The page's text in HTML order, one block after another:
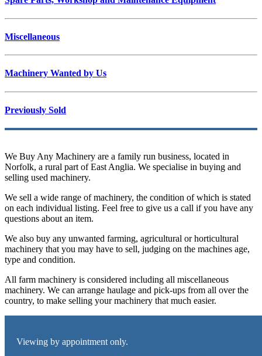
Miscellaneous
Machinery Wanted by Us
Previously Sold
We Buy Any Machinery are a family run business, located in
Norfolk, a rural part of East Anglia. We specialise in buying and
selling used machinery.
We sell a wide range of machinery, the condition of which is stated
on each individual listing. Feel free to give us a call if you have any
questions about an item.
We also buy any unwanted farming, agricultural or horticultural
machinery that you may have to sell, judging on the machines age,
type and condition.
All farm machinery is considered including all miscellaneous
machinery. We can arrange haulage and pick-ups from all over the
country, to make selling your machinery that much easier.
Viewing by appointment only.